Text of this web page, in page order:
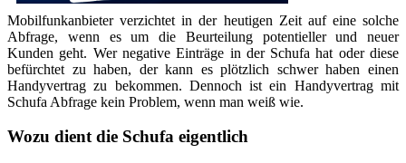
Mobilfunkanbieter verzichtet in der heutigen Zeit auf eine solche
Abfrage, wenn es um die Beurteilung potentieller und neuer
Kunden geht. Wer negative Einträge in der Schufa hat oder diese
befürchtet zu haben, der kann es plötzlich schwer haben einen
Handyvertrag zu bekommen. Dennoch ist ein Handyvertrag mit
Schufa Abfrage kein Problem, wenn man weiß wie.
Wozu dient die Schufa eigentlich